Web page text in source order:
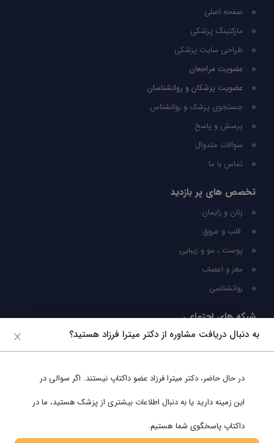
صفحه اصلی
مارکتینگ پزشکی
طراحی سایت پزشکی
عضویت مراجعان
عضویت پزشکان و روانشناسان
جستجوی پزشک و روانشناس
پرسش و پاسخ
سوالات متدوال
تماس با ما
تخصص های پر بازدید
زنان و زایمان
قلب و عروق
پوست ، مو و زیبایی
مغز و اعصاب
روانشناسی
شبکه های اجتماعی
ما را در شبکه های اجتماعی دنبال کنید
به دنبال دریافت مشاوره از دکتر میترا فرزاد هستید؟
در حال حاضر، دکتر میترا فرزادعضو داکتاپ نیستند. اگر سوالی در
این زمینه دارید یا به دنبال اطلاعات بیشتری از پزشک هستید، ما در
داکتاپ پاسخگوی شما هستیم.